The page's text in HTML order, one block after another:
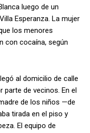
luego de un
Esperanza. La mujer
los menores
con cocaína, según
al domicilio de calle
parte de vecinos. En el
de los niños —de
tirada en el piso y
El equipo de